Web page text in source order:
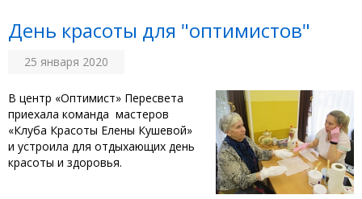
День красоты для "оптимистов"
25 января 2020
В центр «Оптимист» Пересвета
приехала команда мастеров
«Клуба Красоты Елены Кушевой»
и устроила для отдыхающих день
красоты и здоровья.